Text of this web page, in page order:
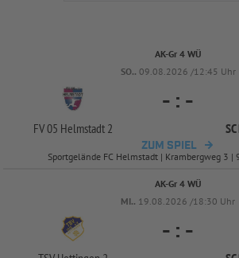
AK-Gr 4 WÜ
SO.. 09.08.2026 /12:45 Uhr
FV 05 Helmstadt 2
- : -
ZUM SPIEL
Sportgelände FC Helmstadt | Krambergweg 3
AK-Gr 4 WÜ
MI.. 19.08.2026 /18:30 Uhr
- : -